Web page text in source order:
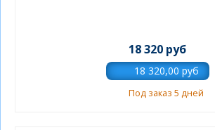
18 320 руб
Под заказ 5 дней